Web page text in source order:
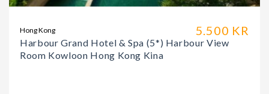
5.500 KR
Hong Kong
Harbour Grand Hotel & Spa (5*) Harbour View
Room Kowloon Hong Kong Kina